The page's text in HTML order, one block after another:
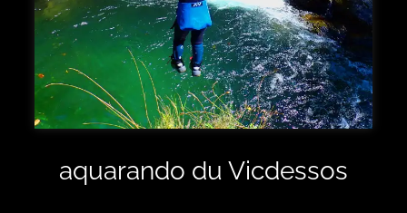
aquarando du Vicdessos